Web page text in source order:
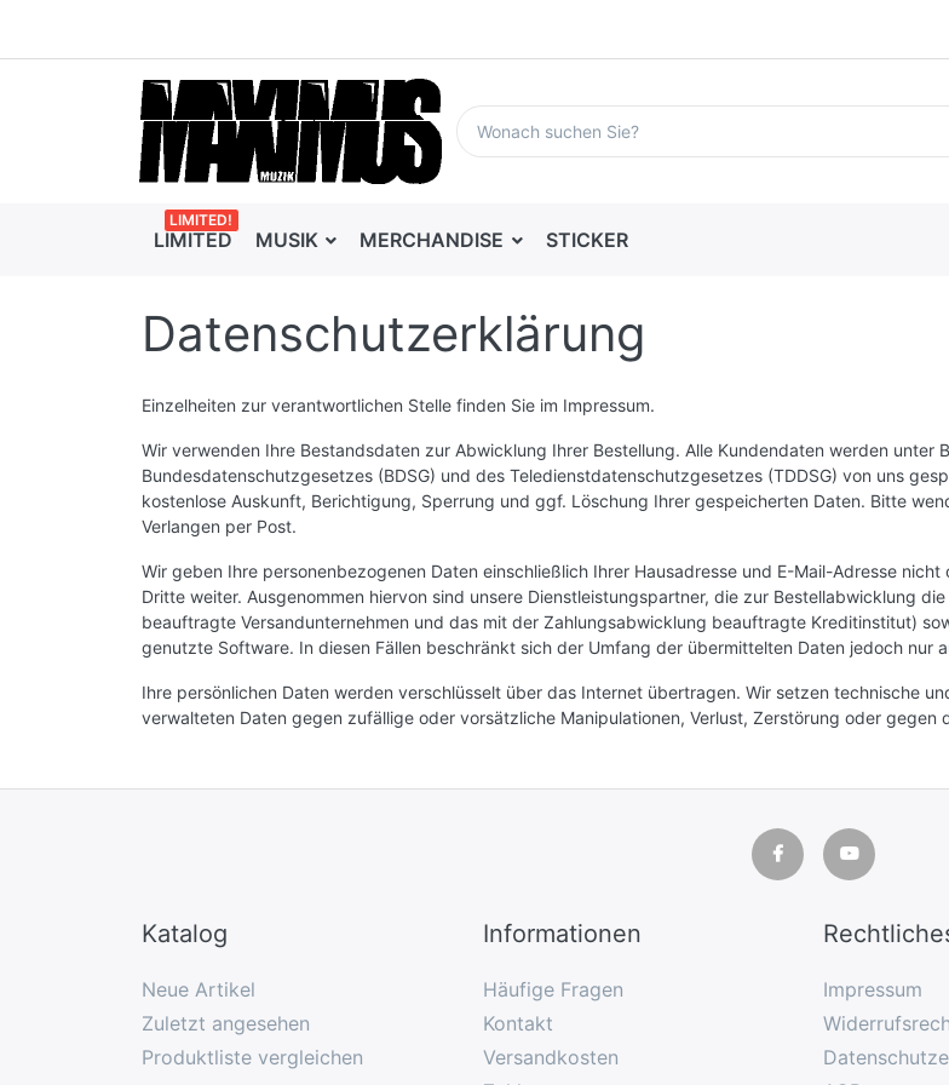
LIMITED
LIMITED!
MUSIK MERCHANDISE STICKER
Datenschutzerklärung
Einzelheiten zur verantwortlichen Stelle finden Sie im Impressum.
Wir verwenden Ihre Bestandsdaten zur Abwicklung Ihrer Bestellung. Alle Kundendaten werden unter
Bundesdatenschutzgesetzes (BDSG) und des Teledienstdatenschutzgesetzes (TDDSG) von uns
kostenlose Auskunft, Berichtigung, Sperrung und ggf. Löschung Ihrer gespeicherten Daten. Bitte
Verlangen per Post.
Wir geben Ihre personenbezogenen Daten einschließlich Ihrer Hausadresse und E-Mail-Adresse
Dritte weiter. Ausgenommen hiervon sind unsere Dienstleistungspartner, die zur Bestellabwicklung
beauftragte Versandunternehmen und das mit der Zahlungsabwicklung beauftragte Kreditinstitut)
genutzte Software. In diesen Fällen beschränkt sich der Umfang der übermittelten Daten jedoch nur
Ihre persönlichen Daten werden verschlüsselt über das Internet übertragen. Wir setzen technische
verwalteten Daten gegen zufällige oder vorsätzliche Manipulationen, Verlust, Zerstörung oder
Katalog
Neue Artikel
Zuletzt angesehen
Produktliste vergleichen
Informationen
Häufige Fragen
Kontakt
Versandkosten
Impressum